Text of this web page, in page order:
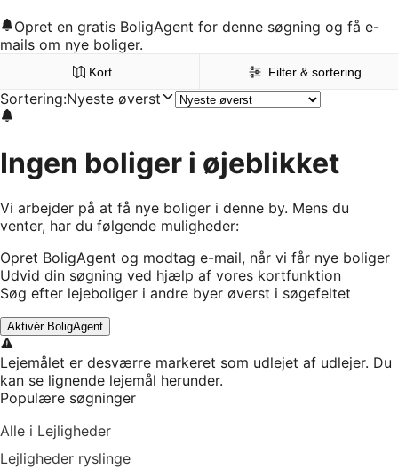
Opret en gratis BoligAgent for denne søgning og få e-
mails om nye boliger.
Kort Filter & sortering
Sortering:Nyeste øverst
Ingen boliger i øjeblikket
Vi arbejder på at få nye boliger i denne by. Mens du
venter, har du følgende muligheder:
Opret BoligAgent og modtag e-mail, når vi får nye boliger
Udvid din søgning ved hjælp af vores kortfunktion
Søg efter lejeboliger i andre byer øverst i søgefeltet
Aktivér BoligAgent
Lejemålet er desværre markeret som udlejet af udlejer. Du
kan se lignende lejemål herunder.
Populære søgninger
Alle i Lejligheder
Lejligheder ryslinge